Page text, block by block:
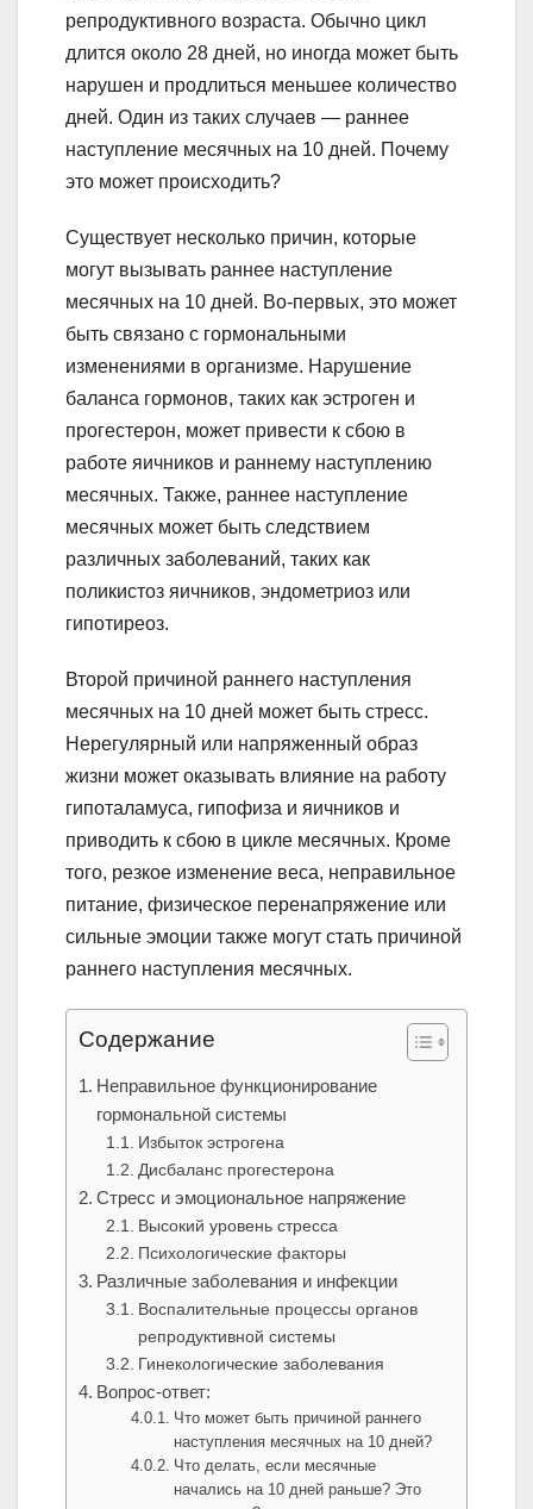
репродуктивного возраста. Обычно цикл
длится около 28 дней, но иногда может быть
нарушен и продлиться меньшее количество
дней. Один из таких случаев — раннее
наступление месячных на 10 дней. Почему
это может происходить?
Существует несколько причин, которые
могут вызывать раннее наступление
месячных на 10 дней. Во-первых, это может
быть связано с гормональными
изменениями в организме. Нарушение
баланса гормонов, таких как эстроген и
прогестерон, может привести к сбою в
работе яичников и раннему наступлению
месячных. Также, раннее наступление
месячных может быть следствием
различных заболеваний, таких как
поликистоз яичников, эндометриоз или
гипотиреоз.
Второй причиной раннего наступления
месячных на 10 дней может быть стресс.
Нерегулярный или напряженный образ
жизни может оказывать влияние на работу
гипоталамуса, гипофиза и яичников и
приводить к сбою в цикле месячных. Кроме
того, резкое изменение веса, неправильное
питание, физическое перенапряжение или
сильные эмоции также могут стать причиной
раннего наступления месячных.
Содержание
Неправильное функционирование
гормональной системы
Избыток эстрогена
Дисбаланс прогестерона
Стресс и эмоциональное напряжение
Высокий уровень стресса
Психологические факторы
Различные заболевания и инфекции
Воспалительные процессы органов
репродуктивной системы
Гинекологические заболевания
Вопрос-ответ:
Что может быть причиной раннего
наступления месячных на 10 дней?
Что делать, если месячные
начались на 10 дней раньше? Это